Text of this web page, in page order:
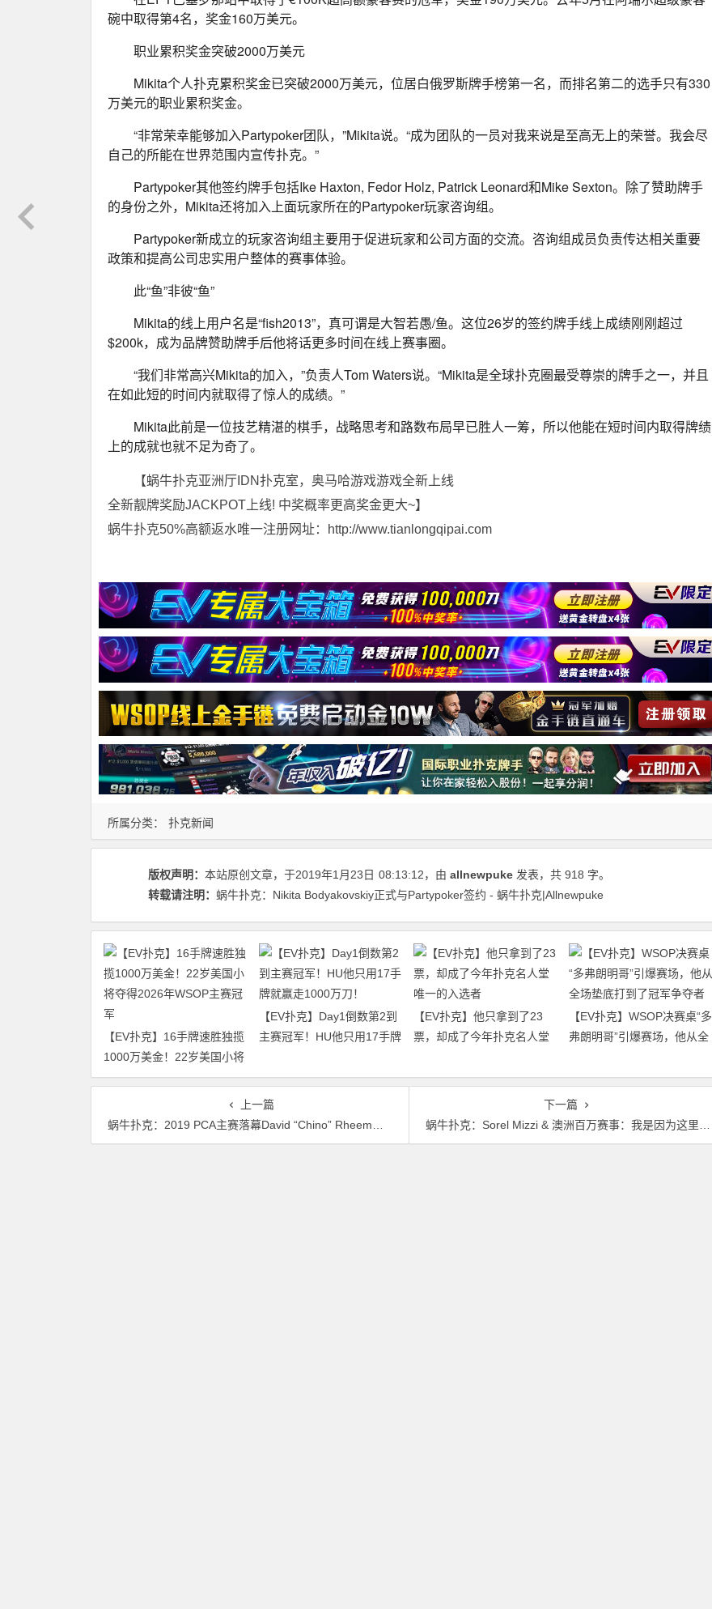
碗中取得第4名，奖金160万美元。
职业累积奖金突破2000万美元
Mikita个人扑克累积奖金已突破2000万美元，位居白俄罗斯牌手榜第一名，而排名第二的选手只有330
万美元的职业累积奖金。
“非常荣幸能够加入Partypoker团队，”Mikita说。“成为团队的一员对我来说是至高无上的荣誉。我会尽
自己的所能在世界范围内宣传扑克。”
Partypoker其他签约牌手包括Ike Haxton, Fedor Holz, Patrick Leonard和Mike Sexton。除了赞助牌手
的身份之外，Mikita还将加入上面玩家所在的Partypoker玩家咨询组。
Partypoker新成立的玩家咨询组主要用于促进玩家和公司方面的交流。咨询组成员负责传达相关重要
政策和提高公司忠实用户整体的赛事体验。
此“鱼”非彼“鱼”
Mikita的线上用户名是“fish2013”，真可谓是大智若愚/鱼。这位26岁的签约牌手线上成绩刚刚超过
$200k，成为品牌赞助牌手后他将话更多时间在线上赛事圈。
“我们非常高兴Mikita的加入，”负责人Tom Waters说。“Mikita是全球扑克圈最受尊崇的牌手之一，并且
在如此短的时间内就取得了惊人的成绩。”
Mikita此前是一位技艺精湛的棋手，战略思考和路数布局早已胜人一筹，所以他能在短时间内取得牌绩
上的成就也就不足为奇了。
【蜗牛扑克亚洲厅IDN扑克室，奥马哈游戏游戏全新上线
全新靓牌奖励JACKPOT上线! 中奖概率更高奖金更大~】
蜗牛扑克50%高额返水唯一注册网址：http://www.tianlongqipai.com
所属分类： 扑克新闻
版权声明： 本站原创文章，于2019年1月23日 08:13:12，由 allnewpuke 发表，共 918 字。
转载请注明： 蜗牛扑克：Nikita Bodyakovskiy正式与Partypoker签约 - 蜗牛扑克|Allnewpuke
【EV扑克】16手牌速胜独揽
1000万美金！22岁美国小将
夺得2026年WSOP主赛冠军
【EV扑克】Day1倒数第2到
主赛冠军！HU他只用17手牌
【EV扑克】他只拿到了23
票，却成了今年扑克名人堂
【EV扑克】WSOP决赛桌“多
弗朗明哥”引爆赛场，他从全
上一篇
蜗牛扑克：2019 PCA主赛落幕David “Chino” Rheem夺冠
下一篇
蜗牛扑克：Sorel Mizzi & 澳洲百万赛事：我是因为这里的早餐才来打牌的